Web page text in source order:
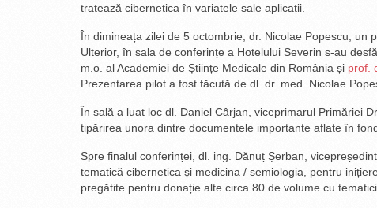
tratează cibernetica în variatele sale aplicații.
În dimineața zilei de 5 octombrie, dr. Nicolae Popescu, un
Ulterior, în sala de conferințe a Hotelului Severin s-au
m.o. al Academiei de Științe Medicale din România și prof.
Prezentarea pilot a fost făcută de dl. dr. med. Nicolae
În sală a luat loc dl. Daniel Cârjan, viceprimarul Primăriei
tipărirea unora dintre documentele importante aflate în
Spre finalul conferinței, dl. ing. Dănuț Șerban,
tematică cibernetica și medicina / semiologia, pentru
pregătite pentru donație alte circa 80 de volume cu